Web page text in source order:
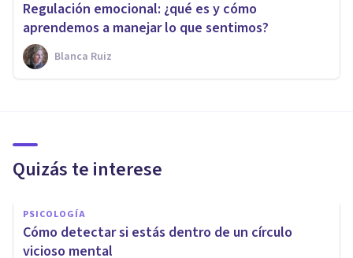
Regulación emocional: ¿qué es y cómo
aprendemos a manejar lo que sentimos?
Blanca Ruiz
Quizás te interese
PSICOLOGÍA
Cómo detectar si estás dentro de un círculo
vicioso mental